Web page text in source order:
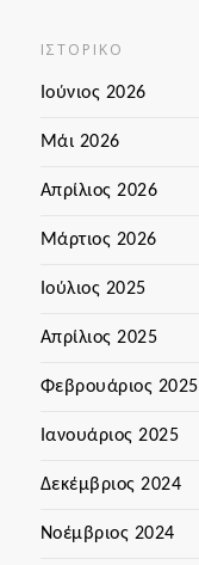
ΙΣΤΟΡΙΚΌ
Ιούνιος 2026
Μάι 2026
Απρίλιος 2026
Μάρτιος 2026
Ιούλιος 2025
Απρίλιος 2025
Φεβρουάριος 2025
Ιανουάριος 2025
Δεκέμβριος 2024
Νοέμβριος 2024